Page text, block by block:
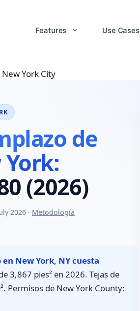
Features Use Cases
New York City
de
York:
(2026)
2026 · Metodología
New York, NY cuesta
3,867 pies² en 2026. Tejas de
Permisos de New York County: